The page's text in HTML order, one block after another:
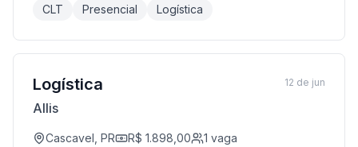
CLT Presencial Logística
Logística
Allis
Cascavel, PR R$ 1.898,00 1 vaga
12 de jun